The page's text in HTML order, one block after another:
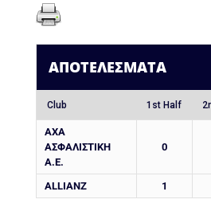
ΑΠΟΤΕΛΈΣΜΑΤΑ
Club 1st Half
AXA
ΑΣΦΑΛΙΣΤΙΚΗ
Α.Ε.
0
ALLIANZ 1